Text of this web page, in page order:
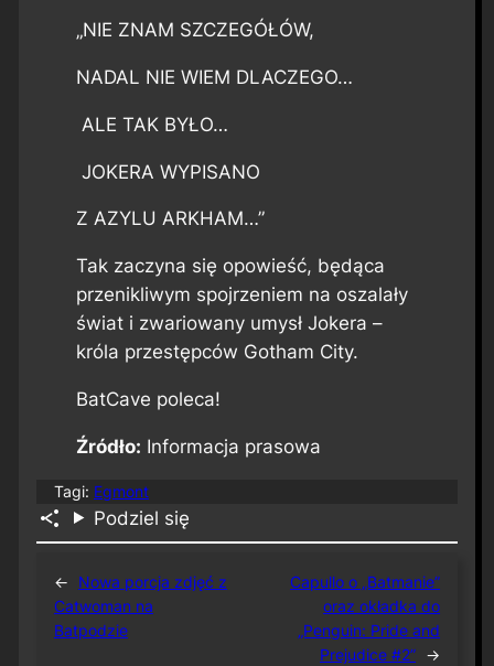
„NIE ZNAM SZCZEGÓŁÓW,
NADAL NIE WIEM DLACZEGO…
ALE TAK BYŁO…
JOKERA WYPISANO
Z AZYLU ARKHAM…”
Tak zaczyna się opowieść, będąca
przenikliwym spojrzeniem na oszalały
świat i zwariowany umysł Jokera –
króla przestępców Gotham City.
BatCave poleca!
Źródło: Informacja prasowa
Tagi: Egmont
Podziel się
←
Nowa porcja zdjęć z
Catwoman na
Batpodzie
Capullo o „Batmanie”
oraz okładka do
„Penguin: Pride and
Prejudice #2” →